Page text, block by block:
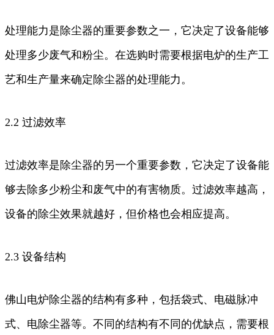
处理能力是除尘器的重要参数之一，它决定了设备能够
处理多少废气和粉尘。在选购时需要根据电炉的生产工
艺和生产量来确定除尘器的处理能力。
2.2 过滤效率
过滤效率是除尘器的另一个重要参数，它决定了设备能
够去除多少粉尘和废气中的有害物质。过滤效率越高，
设备的除尘效果就越好，但价格也会相应提高。
2.3 设备结构
佛山电炉除尘器的结构有多种，包括袋式、电磁脉冲
式、电除尘器等。不同的结构有不同的优缺点，需要根